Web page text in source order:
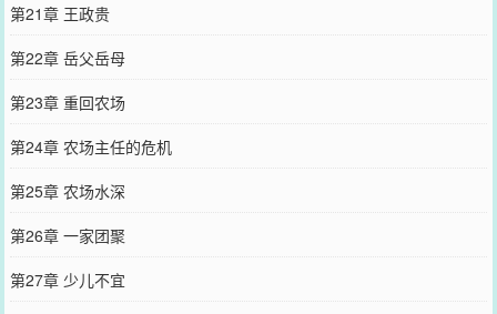
第21章 王政贵
第22章 岳父岳母
第23章 重回农场
第24章 农场主任的危机
第25章 农场水深
第26章 一家团聚
第27章 少儿不宜